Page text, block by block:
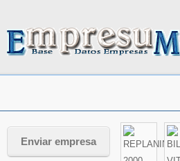
Enviar empresa